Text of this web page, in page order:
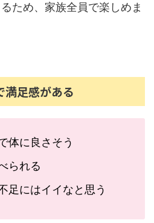
ため、家族全員で楽しめま
満足感がある
体に良さそう
られる
足にはイイなと思う